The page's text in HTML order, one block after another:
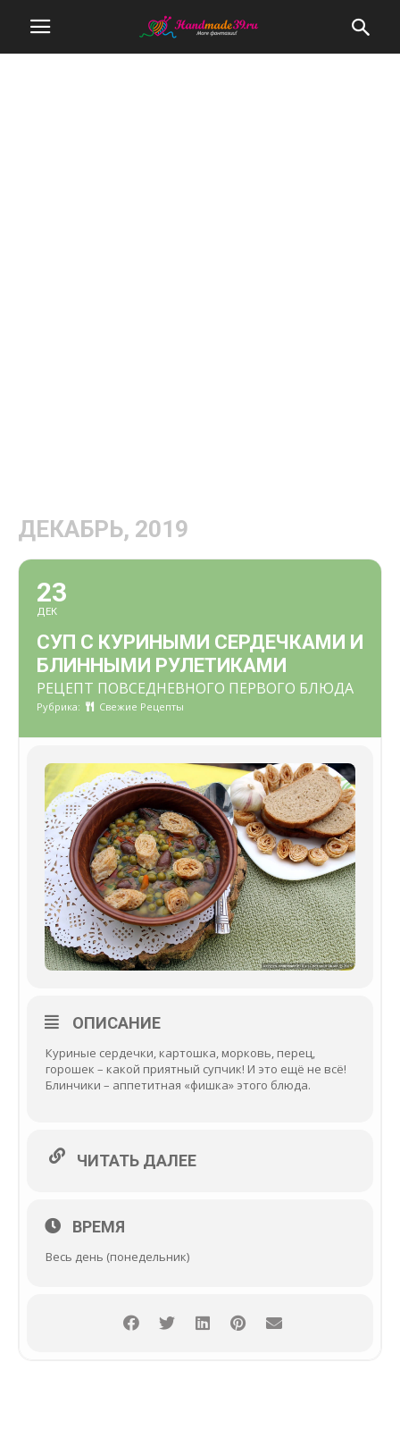
ДЕКАБРЬ, 2019
23
ДЕК
СУП С КУРИНЫМИ СЕРДЕЧКАМИ И
БЛИННЫМИ РУЛЕТИКАМИ
РЕЦЕПТ ПОВСЕДНЕВНОГО ПЕРВОГО БЛЮДА
Рубрика: Свежие Рецепты
ОПИСАНИЕ
Куриные сердечки, картошка, морковь, перец,
горошек – какой приятный супчик! И это ещё не всё!
Блинчики – аппетитная «фишка» этого блюда.
ЧИТАТЬ ДАЛЕЕ
ВРЕМЯ
Весь день (понедельник)